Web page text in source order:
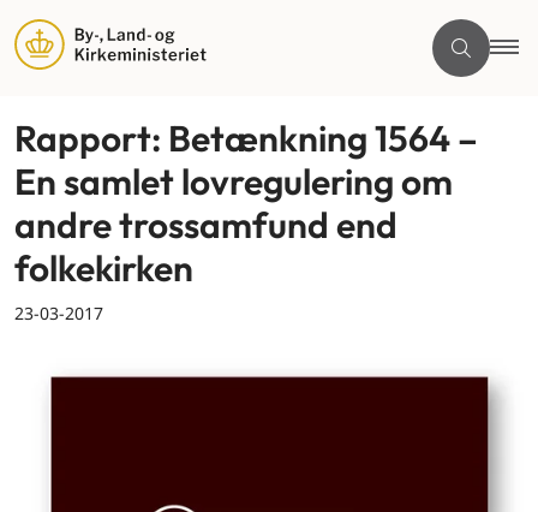
Rapport: Betænkning 1564 –
En samlet lovregulering om
andre trossamfund end
folkekirken
23-03-2017